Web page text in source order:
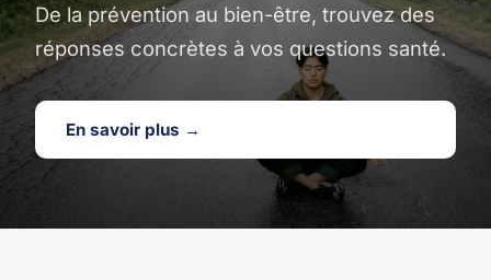
De la prévention au bien-être, trouvez des
réponses concrètes à vos questions santé.
En savoir plus →